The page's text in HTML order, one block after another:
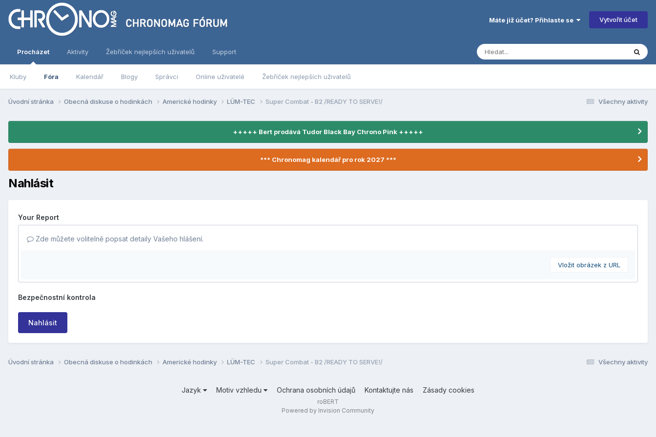
Máte již účet? Přihlaste se Vytvořit účet
Procházet
Kluby Fóra Kalendář Blogy Správci Online uživatelé Žebříček nejlepších uživatelů
Aktivity Žebříček nejlepších uživatelů Support
Všechny aktivity
Úvodní stránka Obecná diskuse o hodinkách Americké hodinky LÜM-TEC Super Combat - B2 /READY TO SERVE!/
+++++ Bert prodává Tudor Black Bay Chrono Pink +++++
*** Chronomag kalendář pro rok 2027 ***
Nahlásit
Your Report
Zde můžete volitelně popsat detaily Vašeho hlášení.
Vložit obrázek z URL
Bezpečnostní kontrola
Nahlásit
Všechny aktivity
Úvodní stránka Obecná diskuse o hodinkách Americké hodinky LÜM-TEC Super Combat - B2 /READY TO SERVE!/
Jazyk Motiv vzhledu Ochrana osobních údajů Kontaktujte nás Zásady cookies
roBERT
Powered by Invision Community